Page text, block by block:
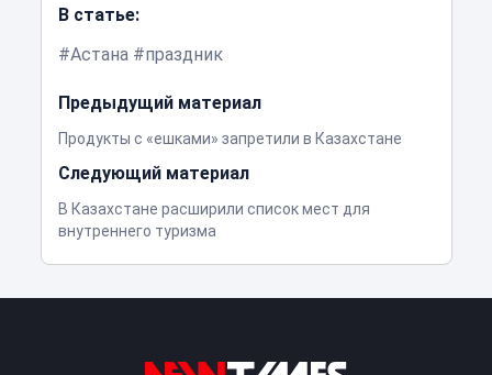
В статье:
Астана
праздник
Предыдущий материал
Продукты с «ешками» запретили в Казахстане
Следующий материал
В Казахстане расширили список мест для
внутреннего туризма